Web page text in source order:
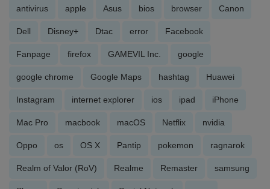
antivirus apple Asus bios browser Canon
Dell Disney+ Dtac error Facebook
Fanpage firefox GAMEVIL Inc. google
google chrome Google Maps hashtag Huawei
Instagram internet explorer ios ipad iPhone
Mac Pro macbook macOS Netflix nvidia
Oppo os OS X Pantip pokemon ragnarok
Realm of Valor (RoV) Realme Remaster samsung